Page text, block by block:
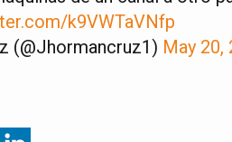
k9VWTaVNfp
(@Jhormancruz1) May 20,